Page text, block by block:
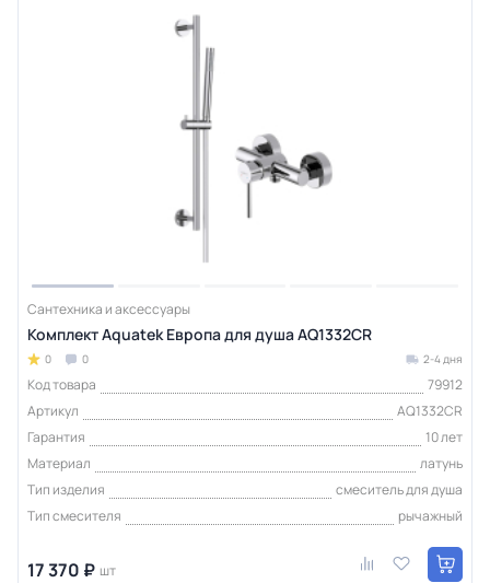
Сантехника и аксессуары
Комплект Aquatek Европа для душа AQ1332CR
0 0 2-4 дня
Код товара
79912
Артикул
AQ1332CR
Гарантия
10 лет
Материал
латунь
Тип изделия
смеситель для душа
Тип смесителя
рычажный
17 370 ₽ шт